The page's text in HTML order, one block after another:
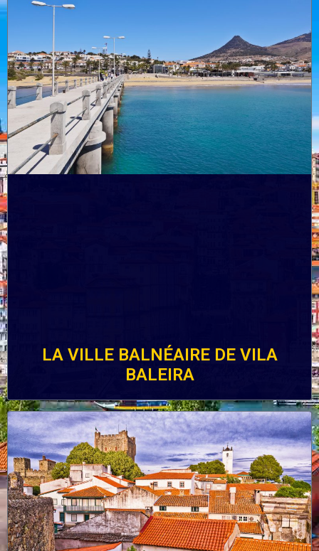
LA VILLE BALNÉAIRE DE VILA
BALEIRA